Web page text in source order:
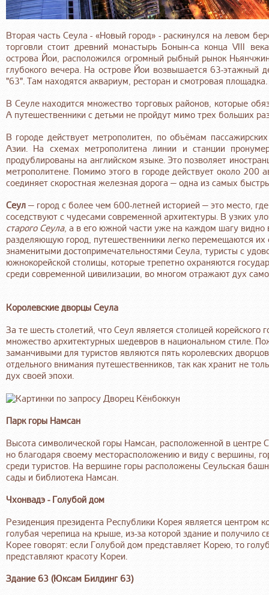
Вторая часть Сеула - «Новый город» - раскинулся на левом
торговли стоит древний монастырь Бонын-са конца VIII
острова Йои, расположился огромный рыбный рынок
глубокого вечера. На острове Йои возвышается 63-этажный
"63". Там находятся аквариум, ресторан и смотровая площадка.
В Сеуле находится множество торговых районов, которые
А путешественники с детьми не пройдут мимо трех больших
В городе действует метрополитен, по объёмам
Азии. На схемах метрополитена линии и станции
продублированы на английском языке. Это позволяет
метрополитене. Помимо этого в городе действует около
соединяет скоростная железная дорога — одна из самых
Сеул — город с более чем 600-летней историей — это место,
соседствуют с чудесами современной архитектуры. В узких
старого Сеула, а в его южной части уже на каждом шагу видно
разделяющую город, путешественники легко перемещаются их
знаменитыми достопримечательностями Сеула, туристы с
южнокорейской столицы, которые трепетно охраняются
среди современной цивилизации, во многом отражают дух
Королевские дворцы Сеула
За те шесть столетий, что Сеул является столицей корейского
множество архитектурных шедевров в национальном стиле.
заманчивыми для туристов являются пять королевских
отдельного внимания путешественников, так как хранит не
дух своей эпохи.
Парк горы Намсан
Высота символической горы Намсан, расположенной в центре
но благодаря своему месторасположению и виду с вершины,
среди туристов. На вершине горы расположены Сеульская
сады и библиотека Намсан.
Чхонвадэ - Голубой дом
Резиденция президента Республики Корея является центром
голубая черепица на крыше, из-за которой здание и
Корее говорят: если Голубой дом представляет Корею, то
представляют красоту Кореи.
Здание 63 (Юксам Билдинг 63)